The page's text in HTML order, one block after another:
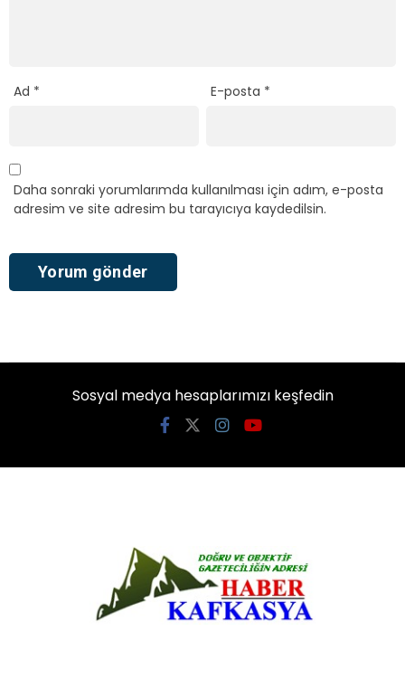
Ad * E-posta *
Daha sonraki yorumlarımda kullanılması için adım, e-posta
adresim ve site adresim bu tarayıcıya kaydedilsin.
Sosyal medya hesaplarımızı keşfedin